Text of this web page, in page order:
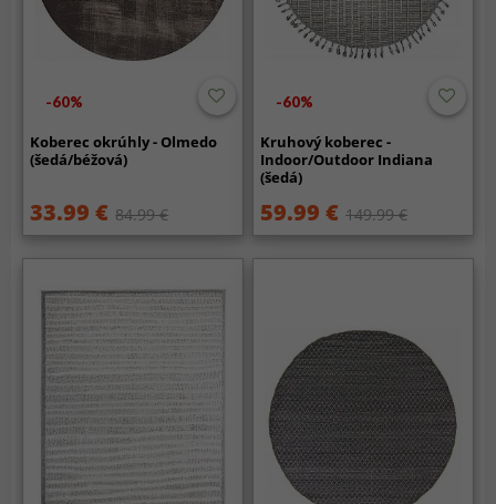
-60%
Koberec okrúhly - Olmedo
(šedá/béžová)
33.99 € 84.99 €
-60%
Kruhový koberec -
Indoor/Outdoor Indiana
(šedá)
59.99 € 149.99 €